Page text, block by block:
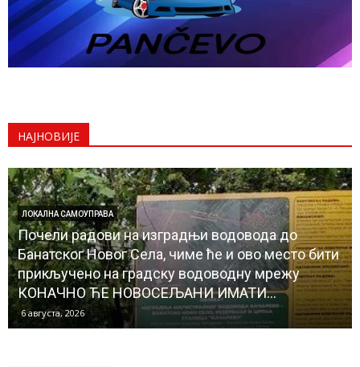
НАЈНОВИЈЕ
ДРУШТВО
Јелка Ђорђевић, председница Удружења
„Веште руке“ Панчево СТАРИ ЗАНАТИ И
ВЕШТИНЕ КРОЗ ШТО ВЕШТИЈЕ ДЕЧЈЕ РУКЕ
6 августа, 2026